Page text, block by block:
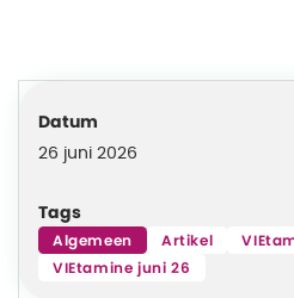
Datum
26 juni 2026
Tags
Algemeen Artikel
VIEtamine juni 26